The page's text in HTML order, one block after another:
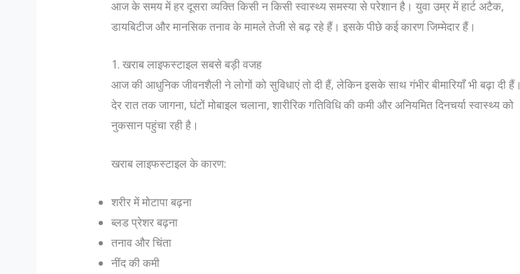
आज के समय में हर दूसरा व्यक्ति किसी न किसी स्वास्थ्य समस्या से परेशान है। युवा उम्र में हार्ट अटैक,
डायबिटीज और मानसिक तनाव के मामले तेजी से बढ़ रहे हैं। इसके पीछे कई कारण जिम्मेदार हैं।
1. खराब लाइफस्टाइल सबसे बड़ी वजह
आज की आधुनिक जीवनशैली ने लोगों को सुविधाएं तो दी हैं, लेकिन इसके साथ गंभीर बीमारियाँ भी बढ़ा दी हैं।
देर रात तक जागना, घंटों मोबाइल चलाना, शारीरिक गतिविधि की कमी और अनियमित दिनचर्या स्वास्थ्य को
नुकसान पहुंचा रही है।
खराब लाइफस्टाइल के कारण:
शरीर में मोटापा बढ़ना
ब्लड प्रेशर बढ़ना
तनाव और चिंता
नींद की कमी